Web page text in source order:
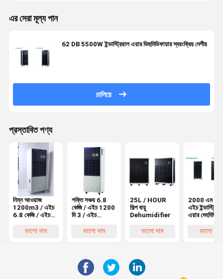
এর সেরা মূল্য পান
62 DB 5500W ইন্ডাস্ট্রিয়াল এয়ার ডিহুমিডিফায়ার স্বয়ংক্রিয় দেশীয়
চালিয়ে
প্রস্তাবিত পণ্য
নিম্ন আওয়াজ
1200m3 / এইচ
6.8 কেজি / এইচ
ডিহমিডিফায়ার
ভালো দাম
শক্তি সঞ্চয় 6.8
কেজি / এইচ 1200
মি 3 / এইচ
দেহমিডিফায়ার id
ভালো দাম
25L / HOUR
শিল্প বায়ু
Dehumidifier
ভালো দাম
2000 এম 3 /
এইচ
এয়ার
ভালো দাম